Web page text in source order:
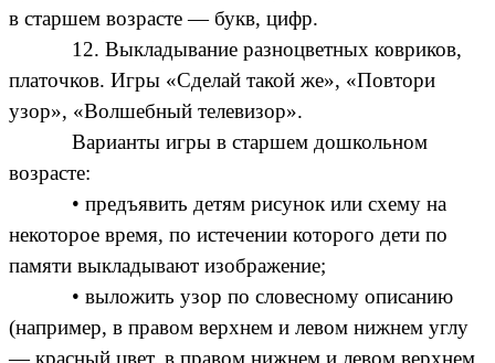
в старшем возрасте — букв, цифр.
12. Выкладывание разноцветных ковриков,
платочков. Игры «Сделай такой же», «Повтори
узор», «Волшебный телевизор».
Варианты игры в старшем дошкольном
возрасте:
• предъявить детям рисунок или схему на
некоторое время, по истечении которого дети по
памяти выкладывают изображение;
• выложить узор по словесному описанию
(например, в правом верхнем и левом нижнем углу
— красный цвет, в правом нижнем и левом верхнем